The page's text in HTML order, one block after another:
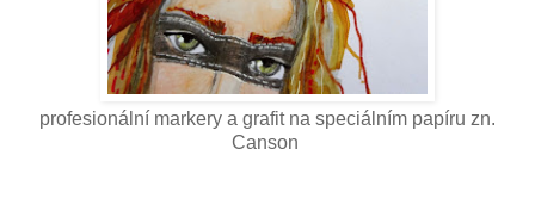
profesionální markery a grafit na speciálním papíru zn.
Canson